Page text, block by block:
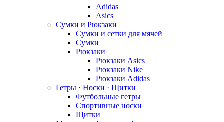
Adidas
Asics
Сумки и Рюкзаки
Сумки и сетки для мячей
Сумки
Рюкзаки
Рюкзаки Asics
Рюкзаки Nike
Рюкзаки Adidas
Гетры · Носки · Щитки
Футбольные гетры
Спортивные носки
Щитки